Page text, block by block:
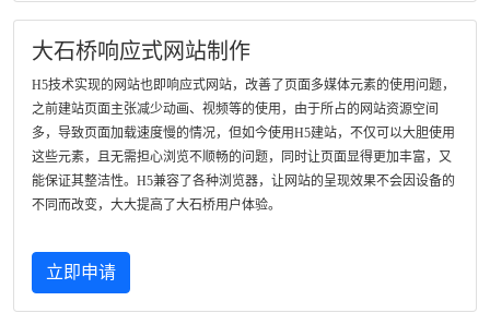
大石桥响应式网站制作
H5技术实现的网站也即响应式网站，改善了页面多媒体元素的使用问题，
之前建站页面主张减少动画、视频等的使用，由于所占的网站资源空间
多，导致页面加载速度慢的情况，但如今使用H5建站，不仅可以大胆使用
这些元素，且无需担心浏览不顺畅的问题，同时让页面显得更加丰富，又
能保证其整洁性。H5兼容了各种浏览器，让网站的呈现效果不会因设备的
不同而改变，大大提高了大石桥用户体验。
立即申请